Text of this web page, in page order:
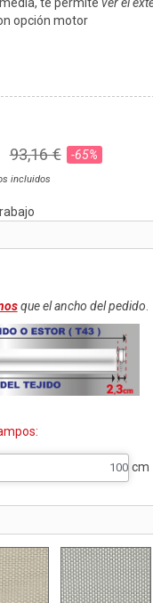
opción motor
93,16 € -65%
incluidos
que el ancho del pedido
cm